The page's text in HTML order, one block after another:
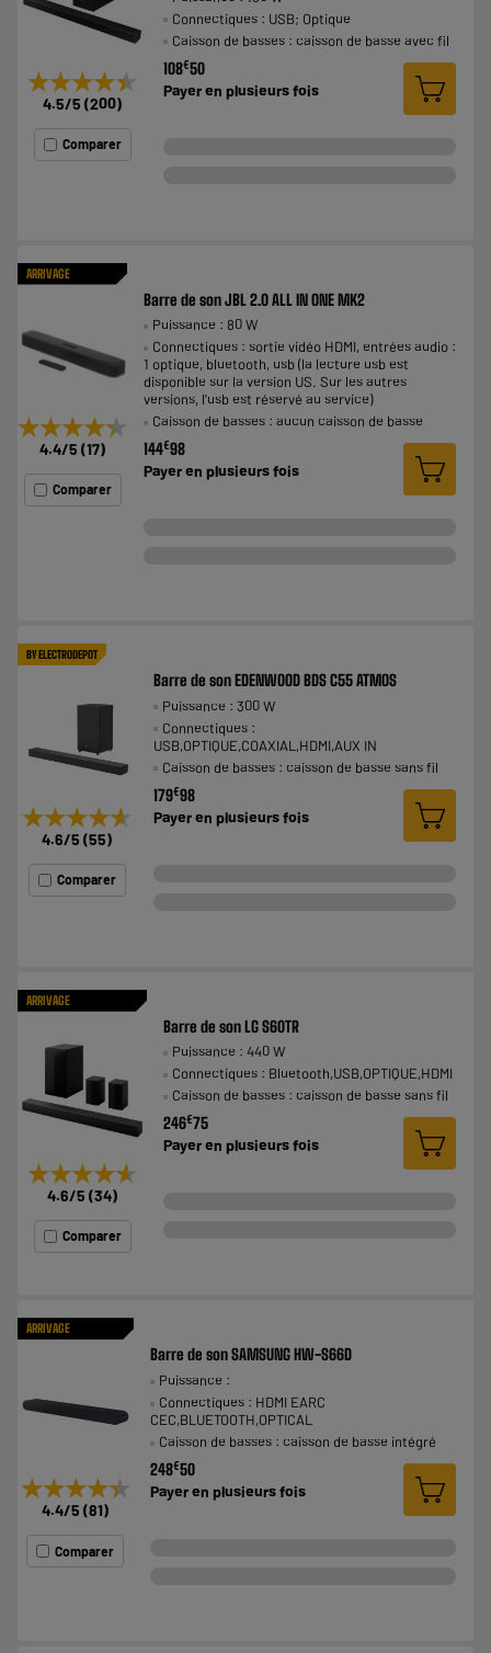
★★★★★
★★★★★
4.5/5 (200)
Comparer
Connectiques : USB; Optique
Caisson de basses : caisson de basse avec fil
108€50
Payer en plusieurs fois
ARRIVAGE
★★★★★
★★★★★
4.4/5 (17)
Comparer
Barre de son JBL 2.0 ALL IN ONE MK2
Puissance : 80 W
Connectiques : sortie vidéo HDMI, entrées audio :
1 optique, bluetooth, usb (la lecture usb est
disponible sur la version US. Sur les autres
versions, l'usb est réservé au service)
Caisson de basses : aucun caisson de basse
144€98
Payer en plusieurs fois
BY ELECTRODEPOT
★★★★★
★★★★★
4.6/5 (55)
Comparer
Barre de son EDENWOOD BDS C55 ATMOS
Puissance : 300 W
Connectiques :
USB,OPTIQUE,COAXIAL,HDMI,AUX IN
Caisson de basses : caisson de basse sans fil
179€98
Payer en plusieurs fois
ARRIVAGE
★★★★★
★★★★★
4.6/5 (34)
Comparer
Barre de son LG S60TR
Puissance : 440 W
Connectiques : Bluetooth,USB,OPTIQUE,HDMI
Caisson de basses : caisson de basse sans fil
246€75
Payer en plusieurs fois
ARRIVAGE
★★★★★
★★★★★
4.4/5 (81)
Comparer
Barre de son SAMSUNG HW-S66D
Puissance :
Connectiques : HDMI EARC
CEC,BLUETOOTH,OPTICAL
Caisson de basses : caisson de basse intégré
248€50
Payer en plusieurs fois